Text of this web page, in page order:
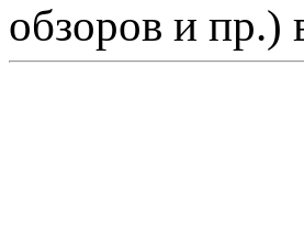
обзоров и пр.)